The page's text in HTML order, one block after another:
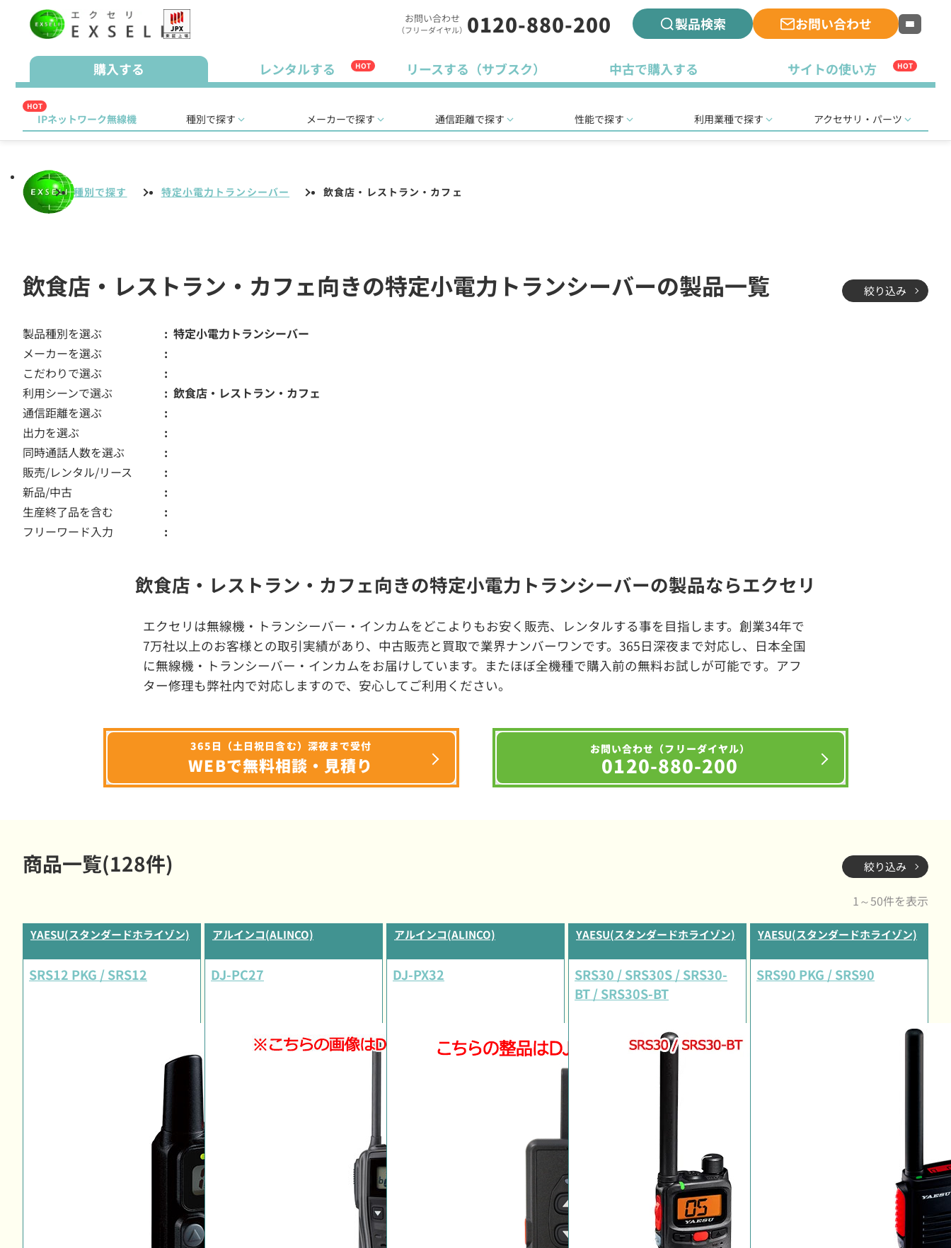
お問い合わせ
（フリーダイヤル） 0120-880-200 製品検索 お問い合わせ
購入する レンタルする HOT リースする（サブスク） 中古で購入する サイトの使い方 HOT
HOT
IPネットワーク無線機 種別で探す メーカーで探す 通信距離で探す 性能で探す 利用業種で探す アクセサリ・パーツ
種別で探す 特定小電力トランシーバー 飲食店・レストラン・カフェ
飲食店・レストラン・カフェ向きの特定小電力トランシーバーの製品一覧 絞り込み
製品種別を選ぶ
特定小電力トランシーバー
メーカーを選ぶ
こだわりで選ぶ
利用シーンで選ぶ
飲食店・レストラン・カフェ
通信距離を選ぶ
出力を選ぶ
同時通話人数を選ぶ
販売/レンタル/リース
新品/中古
生産終了品を含む
フリーワード入力
飲食店・レストラン・カフェ向きの特定小電力トランシーバーの製品ならエクセリ
エクセリは無線機・トランシーバー・インカムをどこよりもお安く販売、レンタルする事を目指します。創業34年で
7万社以上のお客様との取引実績があり、中古販売と買取で業界ナンバーワンです。365日深夜まで対応し、日本全国
に無線機・トランシーバー・インカムをお届けしています。またほぼ全機種で購入前の無料お試しが可能です。アフ
ター修理も弊社内で対応しますので、安心してご利用ください。
365日（土日祝日含む）深夜まで受付
WEBで無料相談・見積り
お問い合わせ（フリーダイヤル）
0120-880-200
商品一覧(128件) 絞り込み
1～50件を表示
YAESU(スタンダードホライゾン)
SRS12 PKG / SRS12
アルインコ(ALINCO)
DJ-PC27
アルインコ(ALINCO)
DJ-PX32
YAESU(スタンダードホライゾン)
SRS30 / SRS30S / SRS30-
BT / SRS30S-BT
YAESU(スタンダードホライゾン)
SRS90 PKG / SRS90